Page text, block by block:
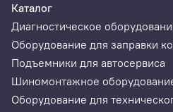
Каталог
Диагностическое
Оборудование для заправки
Подъемники для автосервиса
Шиномонтажное
Оборудование для